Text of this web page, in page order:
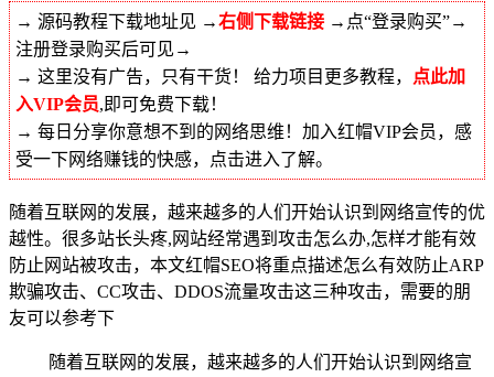
→ 源码教程下载地址见 →右侧下载链接 →点“登录购买”→
注册登录购买后可见→
→ 这里没有广告，只有干货！ 给力项目更多教程，
点此加
入VIP会员,即可免费下载！
→ 每日分享你意想不到的网络思维！加入红帽VIP会员，感
受一下网络赚钱的快感，点击进入了解。
随着互联网的发展，越来越多的人们开始认识到网络宣传的优
越性。很多站长头疼,网站经常遇到攻击怎么办,怎样才能有效
防止网站被攻击，本文红帽SEO将重点描述怎么有效防止ARP
欺骗攻击、CC攻击、DDOS流量攻击这三种攻击，需要的朋
友可以参考下
随着互联网的发展，越来越多的人们开始认识到网络宣